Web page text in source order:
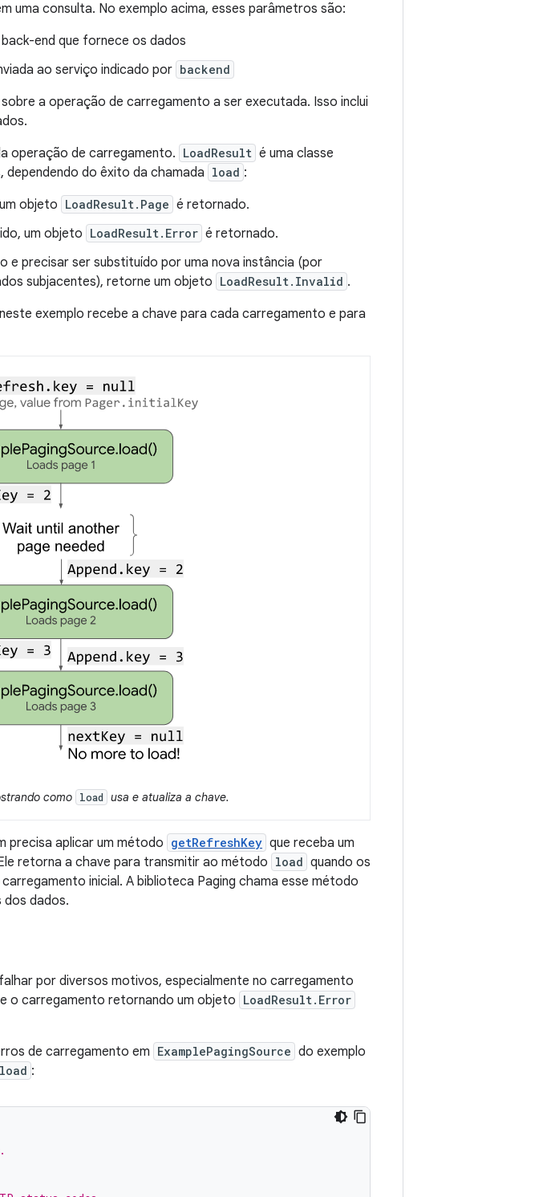
uma consulta. No exemplo acima, esses parâmetros são:
end que fornece os dados
ao serviço indicado por backend
a operação de carregamento a ser executada. Isso inclui
operação de carregamento. LoadResult é uma classe
dependendo do êxito da chamada load :
objeto LoadResult.Page é retornado.
um objeto LoadResult.Error é retornado.
e precisar ser substituído por uma nova instância (por
subjacentes), retorne um objeto LoadResult.Invalid .
neste exemplo recebe a chave para cada carregamento e para
como load usa e atualiza a chave.
precisa aplicar um método getRefreshKey que receba um
retorna a chave para transmitir ao método load quando os
inicial. A biblioteca Paging chama esse método
dados.
por diversos motivos, especialmente no carregamento
o carregamento retornando um objeto LoadResult.Error
de carregamento em ExamplePagingSource do exemplo
load :